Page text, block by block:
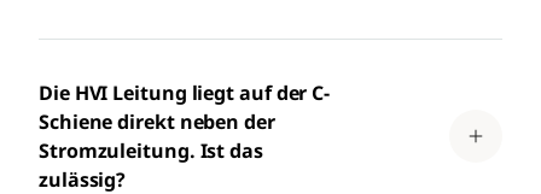
Die HVI Leitung liegt auf der C-
Schiene direkt neben der
Stromzuleitung. Ist das
zulässig?